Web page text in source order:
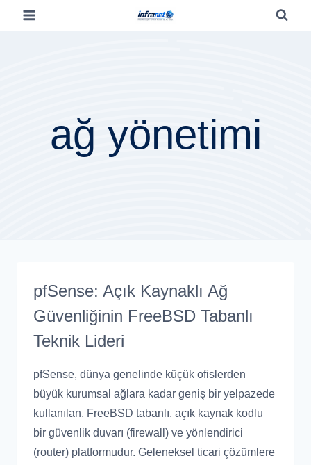
ağ yönetimi
pfSense: Açık Kaynaklı Ağ
Güvenliğinin FreeBSD Tabanlı
Teknik Lideri
pfSense, dünya genelinde küçük ofislerden
büyük kurumsal ağlara kadar geniş bir yelpazede
kullanılan, FreeBSD tabanlı, açık kaynak kodlu
bir güvenlik duvarı (firewall) ve yönlendirici
(router) platformudur. Geleneksel ticari çözümlere